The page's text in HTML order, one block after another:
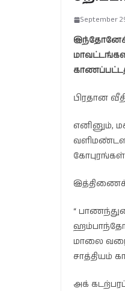
September
பிரதான
எனினும்,
“
மாலை
சாத்தியம்
அக்